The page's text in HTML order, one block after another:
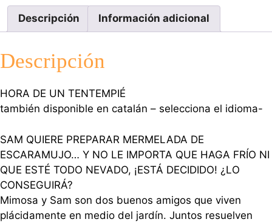
Descripción Información adicional
Descripción
HORA DE UN TENTEMPIÉ
también disponible en catalán – selecciona el idioma-
SAM QUIERE PREPARAR MERMELADA DE
ESCARAMUJO… Y NO LE IMPORTA QUE HAGA FRÍO NI
QUE ESTÉ TODO NEVADO, ¡ESTÁ DECIDIDO! ¿LO
CONSEGUIRÁ?
Mimosa y Sam son dos buenos amigos que viven
plácidamente en medio del jardín. Juntos resuelven